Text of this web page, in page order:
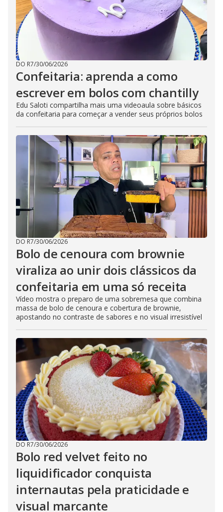
DO R7/30/06/2026
Confeitaria: aprenda a como
escrever em bolos com chantilly
Edu Saloti compartilha mais uma videoaula sobre básicos
da confeitaria para começar a vender seus próprios bolos
DO R7/30/06/2026
Bolo de cenoura com brownie
viraliza ao unir dois clássicos da
confeitaria em uma só receita
Vídeo mostra o preparo de uma sobremesa que combina
massa de bolo de cenoura e cobertura de brownie,
apostando no contraste de sabores e no visual irresistível
DO R7/30/06/2026
Bolo red velvet feito no
liquidificador conquista
internautas pela praticidade e
visual marcante